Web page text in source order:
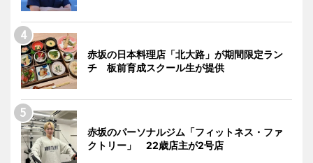
赤坂の日本料理店「北大路」が期間限定ラン
チ 板前育成スクール生が提供
赤坂のパーソナルジム「フィットネス・ファ
クトリー」 22歳店主が2号店